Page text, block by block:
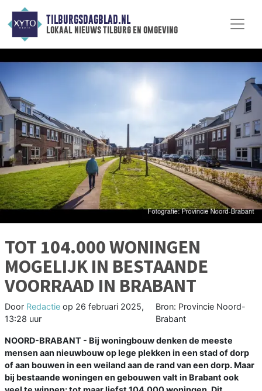
TILBURGSDAGBLAD.NL
lokaal nieuws tilburg en omgeving
TOT 104.000 WONINGEN
MOGELIJK IN BESTAANDE
VOORRAAD IN BRABANT
Door Redactie op 26 februari 2025,
13:28 uur
Bron: Provincie Noord-
Brabant
NOORD-BRABANT - Bij woningbouw denken de meeste
mensen aan nieuwbouw op lege plekken in een stad of dorp
of aan bouwen in een weiland aan de rand van een dorp. Maar
bij bestaande woningen en gebouwen valt in Brabant ook